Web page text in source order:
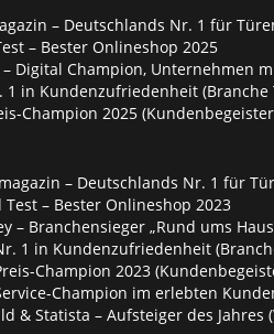
– Deutschlands Nr. 1 für
– Bester Onlineshop 2025
– Digital Champion, Unternehmen
1 in Kundenzufriedenheit
Champion 2025
– Deutschlands Nr. 1 für
– Bester Onlineshop 2023
– Branchensieger „Rund ums
1 in Kundenzufriedenheit
Champion 2023
Champion im erlebten
& Statista – Aufsteiger des Jahres